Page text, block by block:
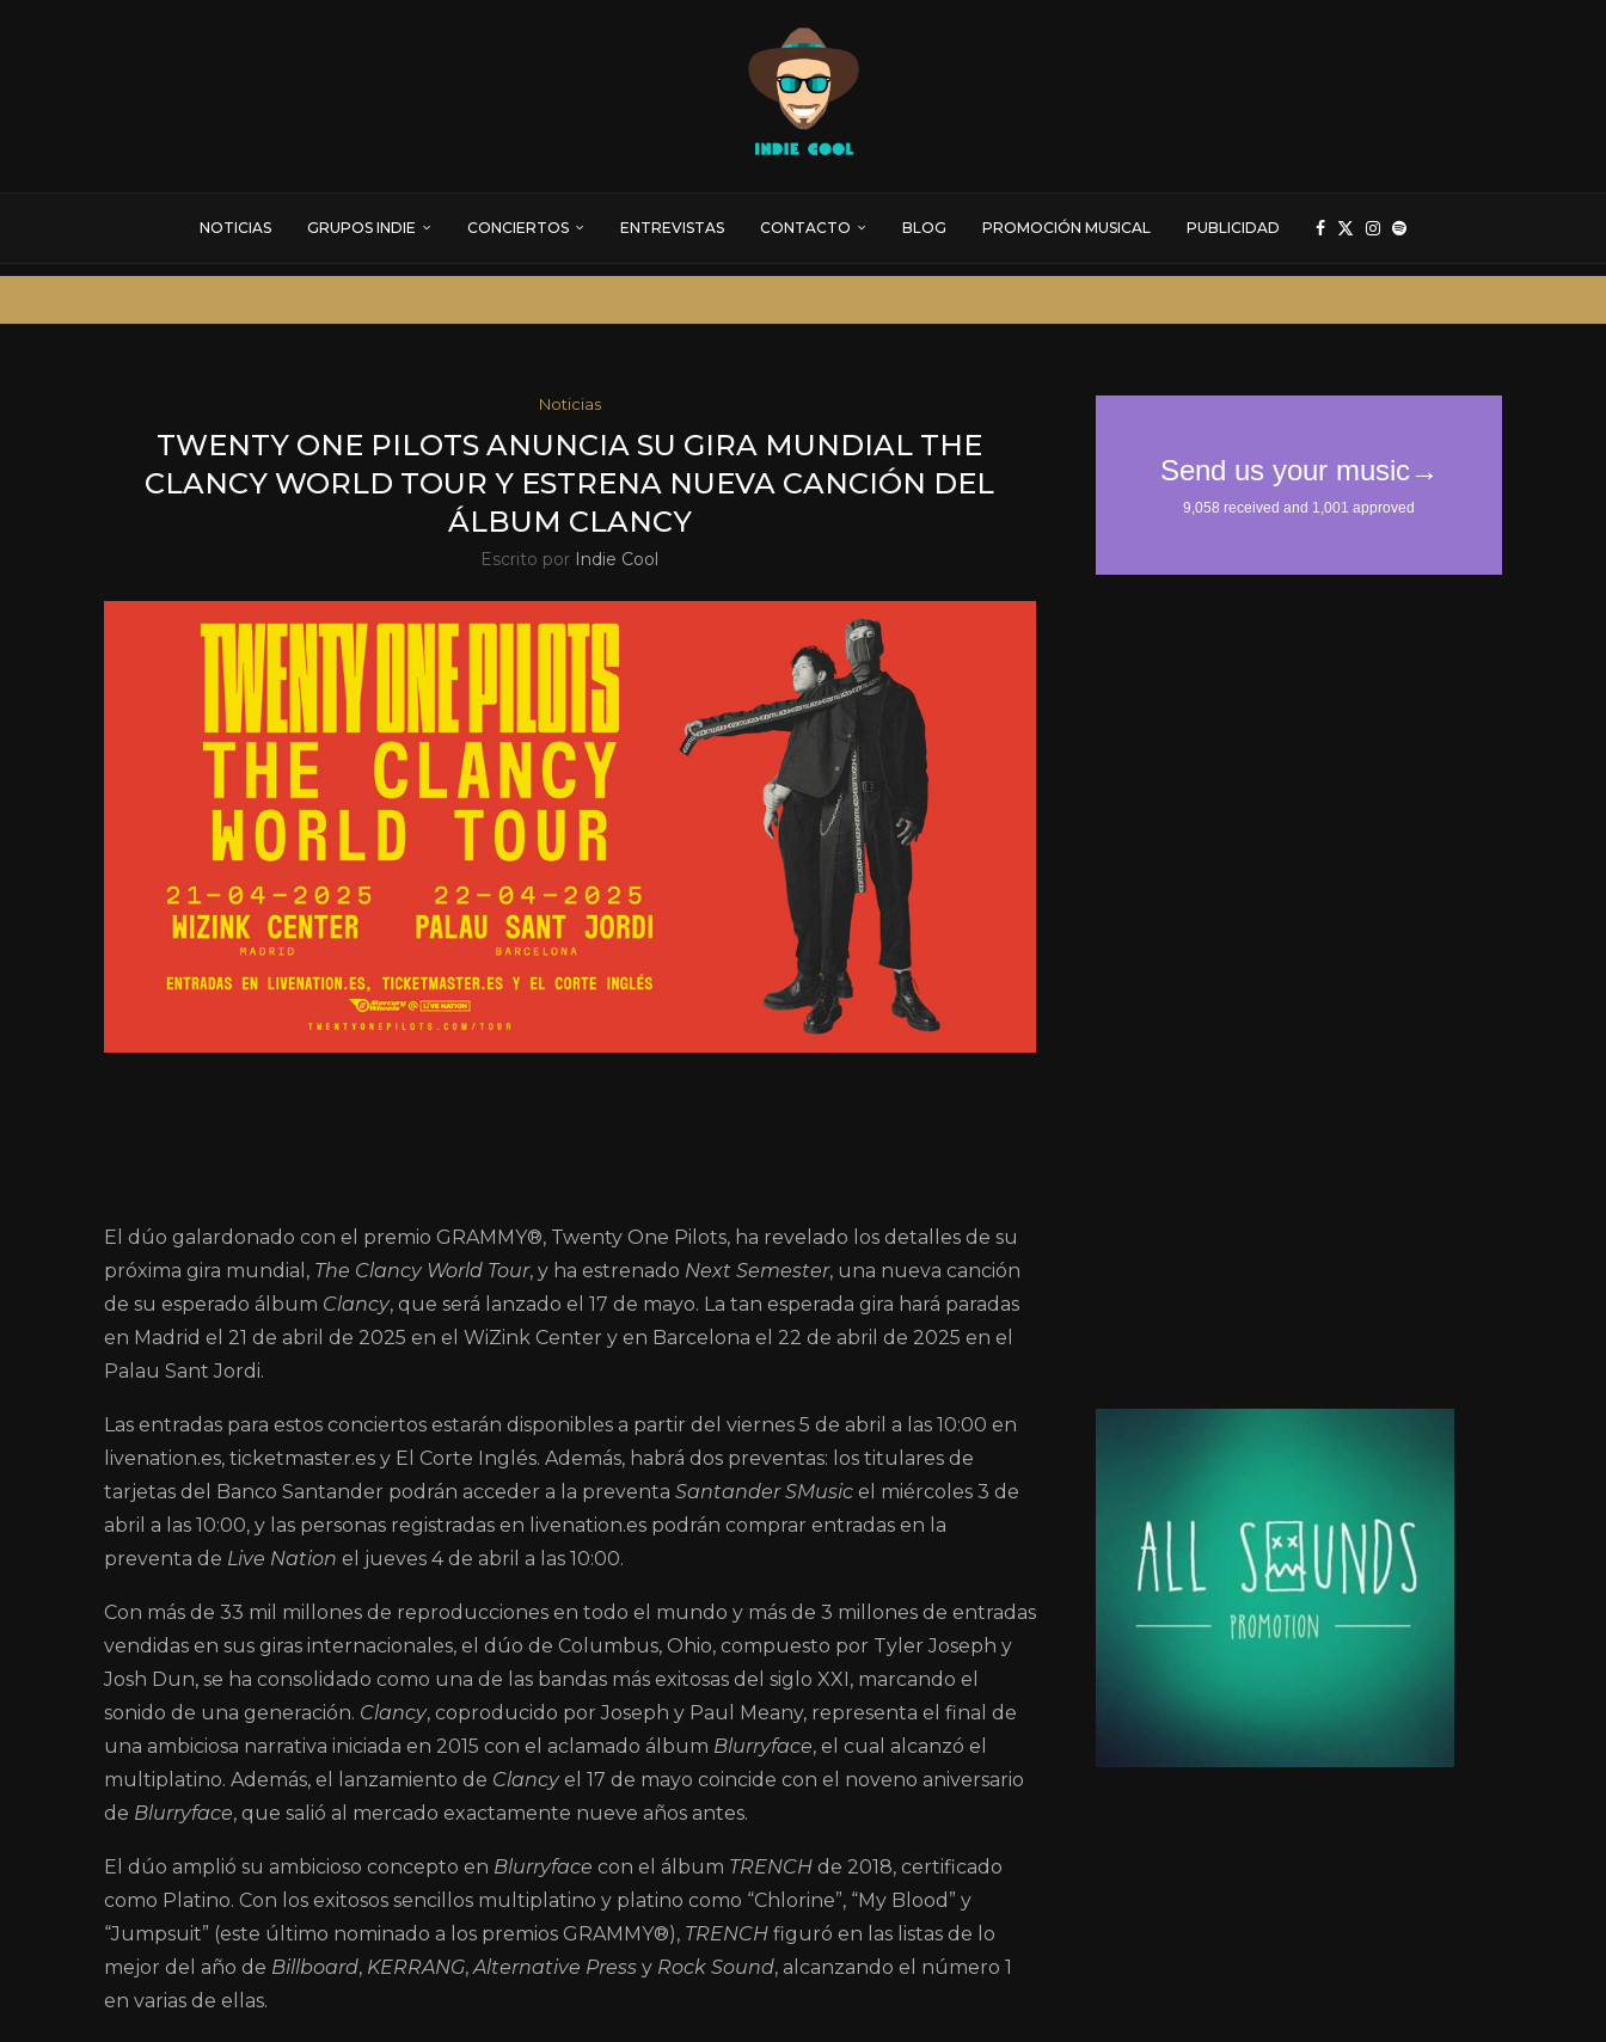
NOTICIAS GRUPOS INDIE CONCIERTOS ENTREVISTAS CONTACTO BLOG PROMOCIÓN MUSICAL PUBLICIDAD
Noticias
TWENTY ONE PILOTS ANUNCIA SU GIRA MUNDIAL THE
CLANCY WORLD TOUR Y ESTRENA NUEVA CANCIÓN DEL
ÁLBUM CLANCY
Escrito por Indie Cool
El dúo galardonado con el premio GRAMMY®, Twenty One Pilots, ha revelado los detalles de su
próxima gira mundial, The Clancy World Tour, y ha estrenado Next Semester, una nueva canción
de su esperado álbum Clancy, que será lanzado el 17 de mayo. La tan esperada gira hará paradas
en Madrid el 21 de abril de 2025 en el WiZink Center y en Barcelona el 22 de abril de 2025 en el
Palau Sant Jordi.
Las entradas para estos conciertos estarán disponibles a partir del viernes 5 de abril a las 10:00 en
livenation.es, ticketmaster.es y El Corte Inglés. Además, habrá dos preventas: los titulares de
tarjetas del Banco Santander podrán acceder a la preventa Santander SMusic el miércoles 3 de
abril a las 10:00, y las personas registradas en livenation.es podrán comprar entradas en la
preventa de Live Nation el jueves 4 de abril a las 10:00.
Con más de 33 mil millones de reproducciones en todo el mundo y más de 3 millones de entradas
vendidas en sus giras internacionales, el dúo de Columbus, Ohio, compuesto por Tyler Joseph y
Josh Dun, se ha consolidado como una de las bandas más exitosas del siglo XXI, marcando el
sonido de una generación. Clancy, coproducido por Joseph y Paul Meany, representa el final de
una ambiciosa narrativa iniciada en 2015 con el aclamado álbum Blurryface, el cual alcanzó el
multiplatino. Además, el lanzamiento de Clancyel 17 de mayo coincide con el noveno aniversario
de Blurryface, que salió al mercado exactamente nueve años antes.
El dúo amplió su ambicioso concepto en Blurryface con el álbum TRENCH de 2018, certificado
como Platino. Con los exitosos sencillos multiplatino y platino como “Chlorine”, “My Blood” y
“Jumpsuit” (este último nominado a los premios GRAMMY®), TRENCH figuró en las listas de lo
mejor del año de Billboard, KERRANG,Alternative Press y Rock Sound, alcanzando el número 1
en varias de ellas.